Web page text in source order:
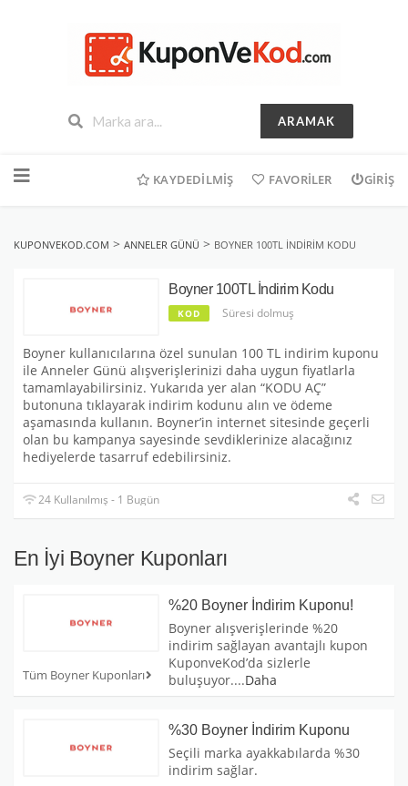
ARAMAK
geç
KAYDEDILMIŞ FAVORILER GIRIŞ
KUPONVEKOD.COM > ANNELER GÜNÜ > BOYNER 100TL İNDIRIM KODU
Boyner 100TL İndirim Kodu
KOD Süresi dolmuş
Boyner kullanıcılarına özel sunulan 100 TL indirim kuponu
ile Anneler Günü alışverişlerinizi daha uygun fiyatlarla
tamamlayabilirsiniz. Yukarıda yer alan “KODU AÇ”
butonuna tıklayarak indirim kodunu alın ve ödeme
aşamasında kullanın. Boyner’in internet sitesinde geçerli
olan bu kampanya sayesinde sevdiklerinize alacağınız
hediyelerde tasarruf edebilirsiniz.
24 Kullanılmış - 1 Bugün
En İyi Boyner Kuponları
Tüm Boyner Kuponları
%20 Boyner İndirim Kuponu!
Boyner alışverişlerinde %20
indirim sağlayan avantajlı kupon
KuponveKod’da sizlerle
buluşuyor....Daha
%30 Boyner İndirim Kuponu
Seçili marka ayakkabılarda %30
indirim sağlar.